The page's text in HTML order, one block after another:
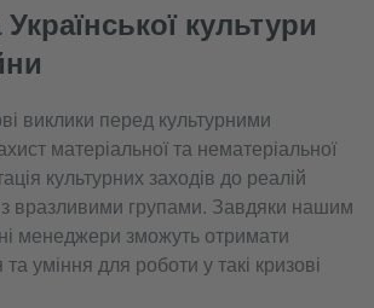
культури
виклики перед культурними
матеріальної та нематеріальної
культурних заходів до реалій
вразливими групами. Завдяки нашим
менеджери зможуть отримати
уміння для роботи у такі кризові